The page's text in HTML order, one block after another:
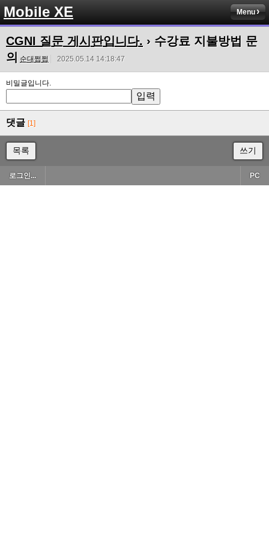
Mobile XE Menu
CGNI 질문 게시판입니다. › 수강료 지불방법 문
의
순대쩝쩝 2025.05.14 14:18:47
비밀글입니다.
댓글 [1]
목록 쓰기
로그인... PC